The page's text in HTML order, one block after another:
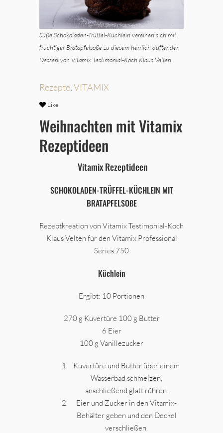
Süße Schokoladen-Trüffel-Küchlein vereinen sich mit
fruchtiger Bratapfelsoße zu diesem herrlich duftenden
Dessert von Vitamix Testimonial-Koch Klaus Velten.
Rezepte,VITAMIX
Like
Weihnachten mit Vitamix
Rezeptideen
Vitamix Rezeptideen
SCHOKOLADEN-TRÜFFEL-KÜCHLEIN MIT
BRATAPFELSOßE
Rezeptkreation von Vitamix Testimonial-Koch
Klaus Velten für den Vitamix Professional
Series 750
Küchlein
Ergibt: 10 Portionen
270 g Kuvertüre 100 g Butter
6 Eier
100 g Vanillezucker
Kuvertüre und Butter über einem
Wasserbad schmelzen,
anschließend glatt rühren.
Eier und Zucker in den Vitamix-
Behälter geben und den Deckel
verschließen.